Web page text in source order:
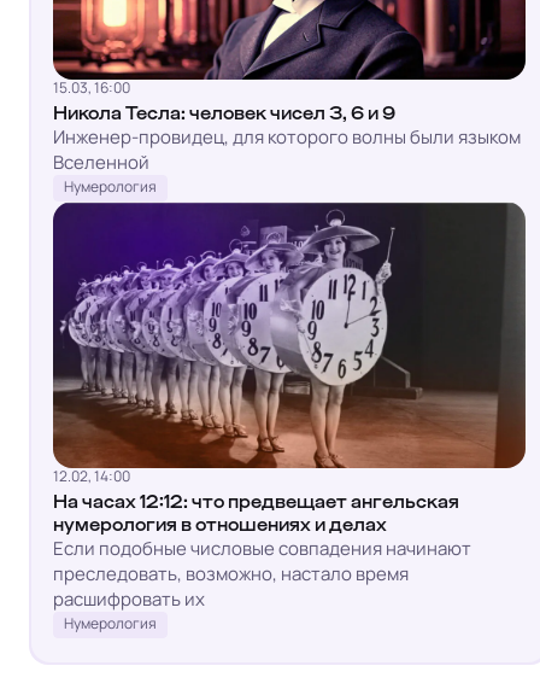
15.03, 16:00
Никола Тесла: человек чисел 3, 6 и 9
Инженер-провидец, для которого волны были языком
Вселенной
Нумерология
12.02, 14:00
На часах 12:12: что предвещает ангельская
нумерология в отношениях и делах
Если подобные числовые совпадения начинают
преследовать, возможно, настало время
расшифровать их
Нумерология